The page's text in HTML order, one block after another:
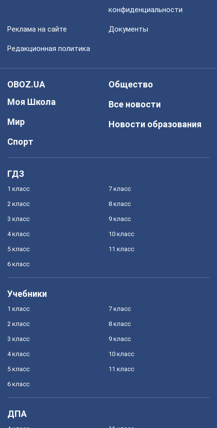
конфиденциальности
Реклама на сайте Документы
Редакционная политика
OBOZ.UA
Моя Школа
Мир
Спорт
Общество
Все новости
Новости образования
ГДЗ
1 класс
2 класс
3 класс
4 класс
5 класс
6 класс
7 класс
8 класс
9 класс
10 класс
11 класс
Учебники
1 класс
2 класс
3 класс
4 класс
5 класс
6 класс
7 класс
8 класс
9 класс
10 класс
11 класс
ДПА